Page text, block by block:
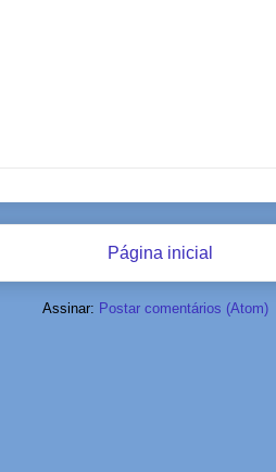
Página inicial
Assinar: Postar comentários (Atom)